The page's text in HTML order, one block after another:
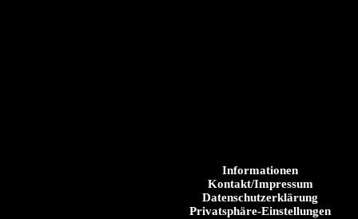
Informationen
Kontakt/Impressum
Datenschutzerklärung
Privatsphäre-Einstellungen